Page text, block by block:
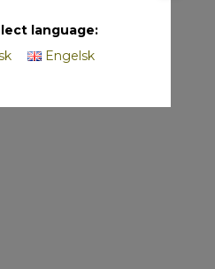
language:
Engelsk